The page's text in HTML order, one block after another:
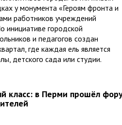
у монумента «Героям фронта и
работников учреждений
инициативе городской
и педагогов создан
где каждая ель является
детского сада или студии.
класс: в Перми прошёл